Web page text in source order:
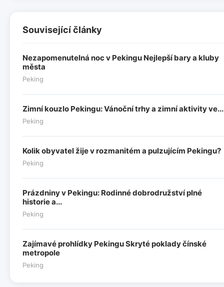
Související články
Nezapomenutelná noc v Pekingu Nejlepší bary a kluby
města
Peking
Zimní kouzlo Pekingu: Vánoční trhy a zimní aktivity ve...
Peking
Kolik obyvatel žije v rozmanitém a pulzujícím Pekingu?
Peking
Prázdniny v Pekingu: Rodinné dobrodružství plné
historie a...
Peking
Zajímavé prohlídky Pekingu Skryté poklady čínské
metropole
Peking